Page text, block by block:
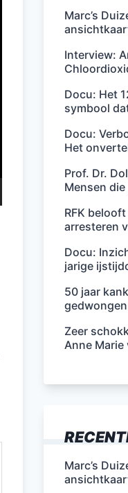
Marc’s
Interview:
Docu: Het
symbool
Docu:
Het
Prof. Dr.
Mensen
RFK
arresteren
Docu:
jarige
50 jaar
Zeer
Anne Marie
Marc’s